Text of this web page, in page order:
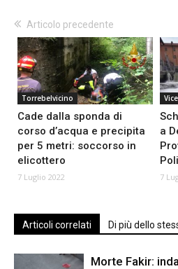
Articolo precedente
Torrebelvicino
Cade dalla sponda di
corso d’acqua e precipita
per 5 metri: soccorso in
elicottero
7 Luglio 2022
a
7
Articoli correlati Di più dello
Morte Fakir: